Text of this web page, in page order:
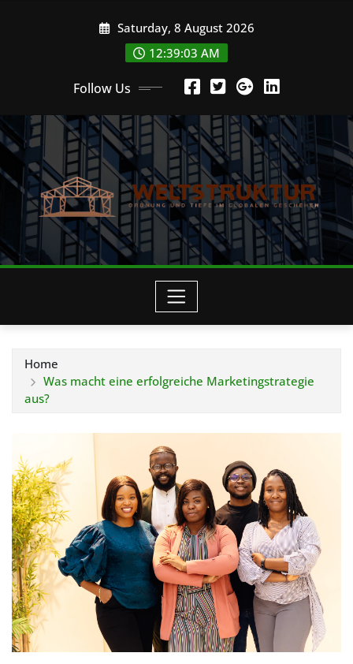
Saturday, 8 August 2026
12:39:04 AM
Follow Us
Home
Was macht eine erfolgreiche Marketingstrategie
aus?